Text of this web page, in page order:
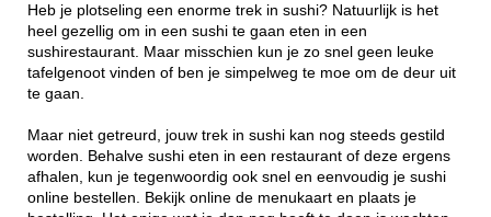
Heb je plotseling een enorme trek in sushi? Natuurlijk is het
heel gezellig om in een sushi te gaan eten in een
sushirestaurant. Maar misschien kun je zo snel geen leuke
tafelgenoot vinden of ben je simpelweg te moe om de deur uit
te gaan.
Maar niet getreurd, jouw trek in sushi kan nog steeds gestild
worden. Behalve sushi eten in een restaurant of deze ergens
afhalen, kun je tegenwoordig ook snel en eenvoudig je sushi
online bestellen. Bekijk online de menukaart en plaats je